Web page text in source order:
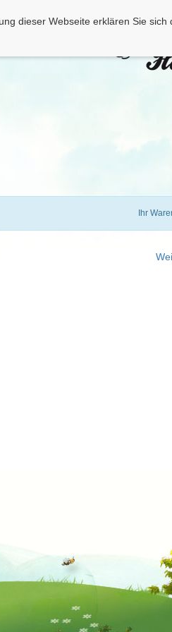
dieser Webseite erklären Sie
Ihr